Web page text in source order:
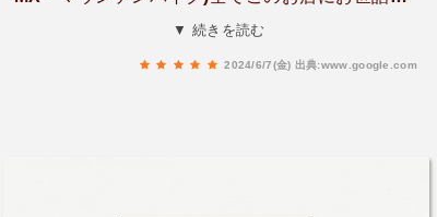
なってます。阿蘇にも近くて良いです☺️ラーメン
▼ 続きを読む
2024/6/7(金) 出典:www.google.com